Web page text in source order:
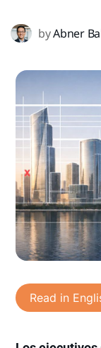
byAbner
Read in